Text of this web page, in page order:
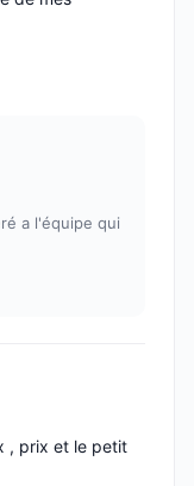
a l'équipe qui
, prix et le petit